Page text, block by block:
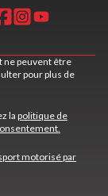
ne peuvent être
pour plus de
la politique de
motorisé par